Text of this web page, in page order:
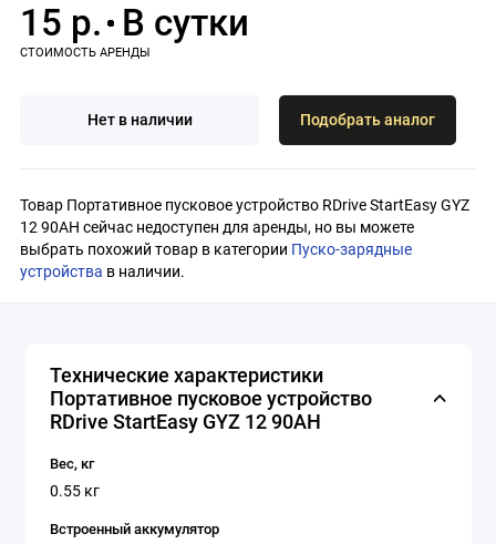
15 р.
Нет в наличии Подобрать аналог
Товар Портативное пусковое устройство RDrive StartEasy GYZ
12 90AH сейчас недоступен для аренды, но вы можете
выбрать похожий товар в категории Пуско-зарядные
устройства в наличии.
Технические характеристики
Портативное пусковое устройство
RDrive StartEasy GYZ 12 90AH
Вес, кг
0.55 кг
Встроенный аккумулятор